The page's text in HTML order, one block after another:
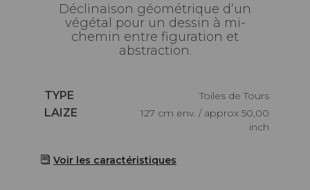
Déclinaison géométrique d’un
végétal pour un dessin à mi-
chemin entre figuration et
abstraction.
Caractéristiques
TYPE
Toiles de Tours
Caractéristiques
LAIZE
127 cm env. / approx 50,00
inch
Voir les caractéristiques